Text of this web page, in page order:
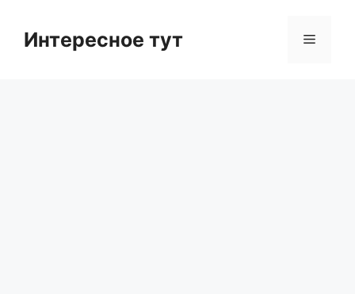
contentИнтересное тут Menu